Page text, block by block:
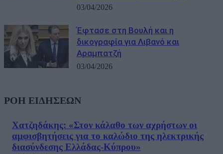
03/04/2026
Έφτασε στη Βουλή και η
δικογραφία για Λιβανό και
Αραμπατζή
03/04/2026
ΡΟΗ ΕΙΔΗΣΕΩΝ
Χατζηδάκης: «Στον κάλαθο των αχρήστων οι
αμφισβητήσεις για το καλώδιο της ηλεκτρικής
διασύνδεσης Ελλάδας-Κύπρου»